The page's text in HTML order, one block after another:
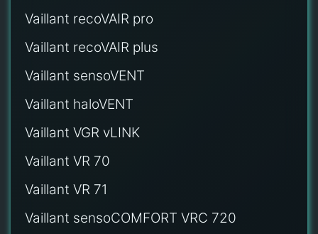
Vaillant recoVAIR pro
Vaillant recoVAIR plus
Vaillant sensoVENT
Vaillant haloVENT
Vaillant VGR vLINK
Vaillant VR 70
Vaillant VR 71
Vaillant sensoCOMFORT VRC 720